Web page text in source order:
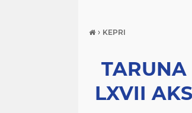
› KEPRI
LXVII